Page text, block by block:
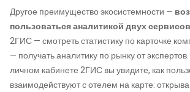
Другое преимущество экосистемности —
пользоваться аналитикой двух
2ГИС — смотреть статистику по карточке
— получать аналитику по рынку от
личном кабинете 2ГИС вы увидите, как
взаимодействуют с отелем на карте: